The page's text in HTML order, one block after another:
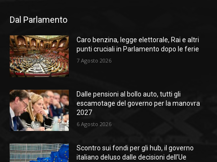
Dal Parlamento
Caro benzina, legge elettorale, Rai e altri
punti cruciali in Parlamento dopo le ferie
7 Agosto 2026
Dalle pensioni al bollo auto, tutti gli
escamotage del governo per la manovra
2027
6 Agosto 2026
Scontro sui fondi per gli hub, il governo
italiano deluso dalle decisioni dell’Ue